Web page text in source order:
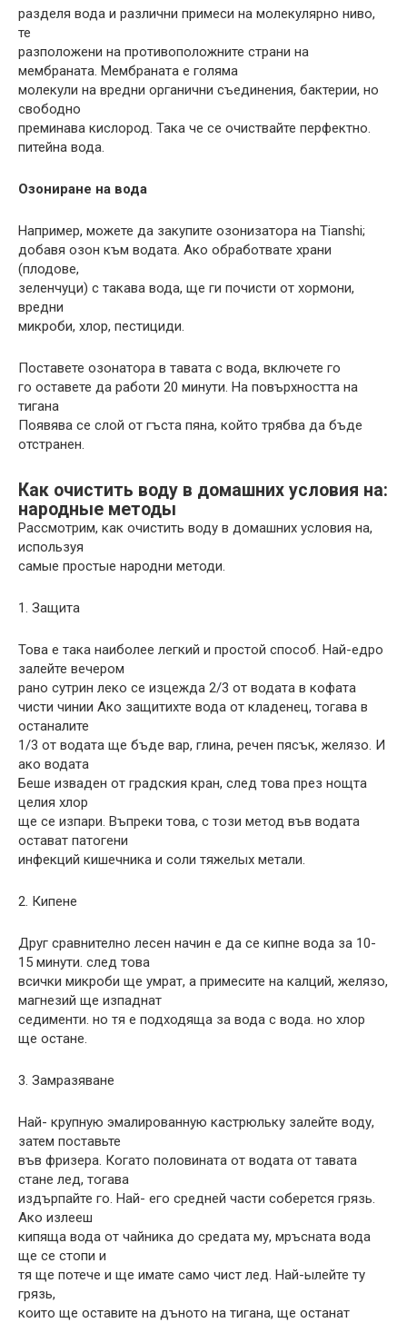
разделя вода и различни примеси на молекулярно ниво,
те
разположени на противоположните страни на
мембраната. Мембраната е голяма
молекули на вредни органични съединения, бактерии, но
свободно
преминава кислород. Така че се очиствайте перфектно.
питейна вода.
Озониране на вода
Например, можете да закупите озонизатора на Tianshi;
добавя озон към водата. Ако обработвате храни
(плодове,
зеленчуци) с такава вода, ще ги почисти от хормони,
вредни
микроби, хлор, пестициди.
Поставете озонатора в тавата с вода, включете го
го оставете да работи 20 минути. На повърхността на
тигана
Появява се слой от гъста пяна, който трябва да бъде
отстранен.
Как очистить воду в домашних условия на:
народные методы
Рассмотрим, как очистить воду в домашних условия на,
используя
самые простые народни методи.
1. Защита
Това е така наиболее легкий и простой способ. Най-едро
залейте вечером
рано сутрин леко се изцежда 2/3 от водата в кофата
чисти чинии Ако защитихте вода от кладенец, тогава в
останалите
1/3 от водата ще бъде вар, глина, речен пясък, желязо. И
ако водата
Беше изваден от градския кран, след това през нощта
целия хлор
ще се изпари. Въпреки това, с този метод във водата
остават патогени
инфекций кишечника и соли тяжелых метали.
2. Кипене
Друг сравнително лесен начин е да се кипне вода за 10-
15 минути. след това
всички микроби ще умрат, а примесите на калций, желязо,
магнезий ще изпаднат
седименти. но тя е подходяща за вода с вода. но хлор
ще остане.
3. Замразяване
Най- крупную эмалированную кастрюльку залейте воду,
затем поставьте
във фризера. Когато половината от водата от тавата
стане лед, тогава
издърпайте го. Най- его средней части соберется грязь.
Ако излееш
кипяща вода от чайника до средата му, мръсната вода
ще се стопи и
тя ще потече и ще имате само чист лед. Най-ылейте ту
грязь,
които ще оставите на дъното на тигана, ще останат